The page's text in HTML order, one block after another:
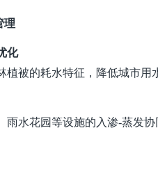
理
化
植被的耗水特征，降低城市用
雨水花园等设施的入渗-蒸发协